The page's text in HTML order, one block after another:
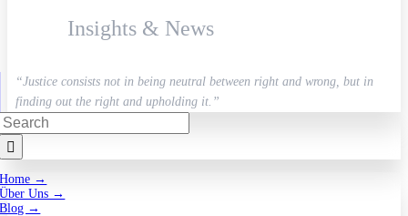
Insights & News
“Justice consists not in being neutral between right and wrong, but in
finding out the right and upholding it.”
Home →
Über Uns →
Blog →